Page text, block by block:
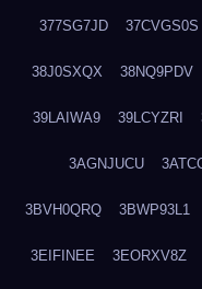
377SG7JD 37CVGS0S
38J0SXQX 38NQ9PDV
39LAIWA9 39LCYZRI
3AGNJUCU
3BVH0QRQ 3BWP93L1
3EIFINEE 3EORXV8Z